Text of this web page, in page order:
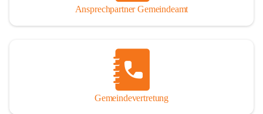
Ansprechpartner Gemeindeamt
Gemeindevertretung